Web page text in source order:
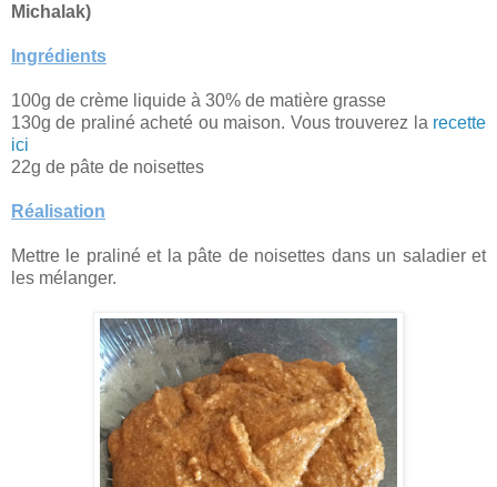
Michalak)
Ingrédients
100g de crème liquide à 30% de matière grasse
130g de praliné acheté ou maison. Vous trouverez la recette
ici
22g de pâte de noisettes
Réalisation
Mettre le praliné et la pâte de noisettes dans un saladier et
les mélanger.